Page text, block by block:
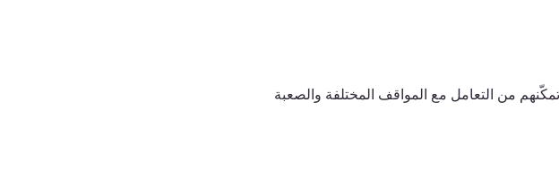
من التعامل مع المواقف المختلفة والصعبة